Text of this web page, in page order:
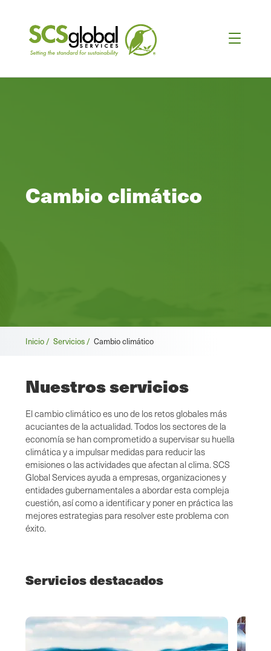
Cambio climático
Migas
pan
Inicio / Servicios / Cambio climático
Nuestros servicios
El cambio climático es uno de los retos globales más
acuciantes de la actualidad. Todos los sectores de la
economía se han comprometido a supervisar su huella
climática y a impulsar medidas para reducir las
emisiones o las actividades que afectan al clima. SCS
Global Services ayuda a empresas, organizaciones y
entidades gubernamentales a abordar esta compleja
cuestión, así como a identificar y poner en práctica las
mejores estrategias para resolver este problema con
éxito.
Servicios destacados